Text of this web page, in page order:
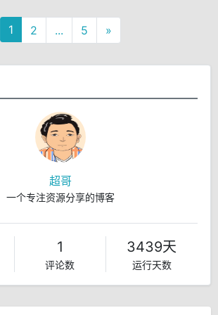
1 2 ... 5 »
超哥
一个专注资源分享的博客
1
评论数
3439天
运行天数